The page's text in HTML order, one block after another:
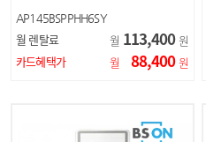
AP145BSPPHH6SY
AP145BSPPHH8SY
월 렌탈료 월 113,400 원
카드혜택가
월 88,400 원